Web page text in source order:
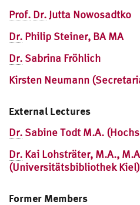
Prof. Dr. Jutta Nowosadtko
Dr. Philip Steiner, BA MA
Dr. Sabrina Fröhlich
Kirsten Neumann
External Lectures
Dr. Sabine Todt M.A.
Dr. Kai Lohsträter, M.A.,
(Universitätsbibliothek Kiel)
Former Members